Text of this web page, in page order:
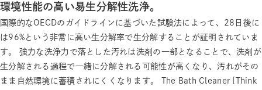
環境性能の高い易生分解性洗浄。
国際的なOECDのガイドラインに基づいた試験法によって、28日後に
は96%という非常に高い生分解率で生分解することが証明されていま
す。 強力な洗浄力で落とした汚れは洗剤の一部となることで、洗剤が
生分解される過程で一緒に分解される可能性が高くなり、汚れがその
まま自然環境に蓄積されにくくなります。 The Bath Cleaner [Think